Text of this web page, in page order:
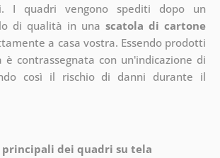
I quadri vengono spediti dopo un
di qualità in unascatola di cartone
a casa vostra. Essendo prodotti
contrassegnata con un'indicazione di
così il rischio di danni durante il
dei quadri su tela